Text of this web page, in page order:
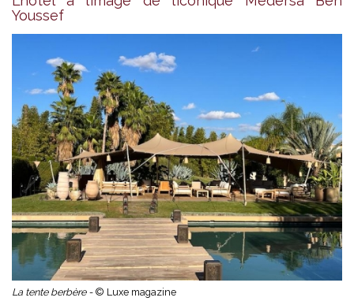
Youssef
La tente berbère - © Luxe magazine